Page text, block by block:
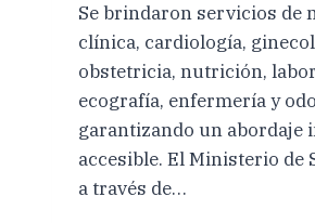
Se brindaron servicios de
clínica, cardiología,
obstetricia, nutrición,
ecografía, enfermería y
garantizando un abordaje
accesible. El Ministerio de
a través de…